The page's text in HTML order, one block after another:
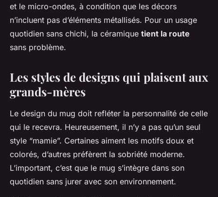
et le micro-ondes, à condition que les décors
n’incluent pas d’éléments métallisés. Pour un usage
quotidien sans chichi, la céramique tient la route
sans problème.
Les styles de designs qui plaisent aux
grands-mères
Le design du mug doit refléter la personnalité de celle
qui le recevra. Heureusement, il n’y a pas qu’un seul
style “mamie”. Certaines aiment les motifs doux et
colorés, d’autres préfèrent la sobriété moderne.
L’important, c’est que le mug s’intègre dans son
quotidien sans jurer avec son environnement.